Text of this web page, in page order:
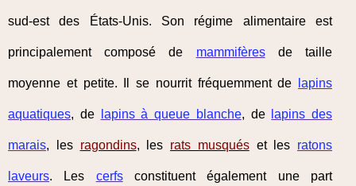
sud-est des États-Unis. Son régime alimentaire est
principalement composé de mammifèresde taille
moyenne et petite. Il se nourrit fréquemment de lapins
aquatiques, de lapins à queue blanche, de lapins des
marais, les ragondins, les rats musquéset les ratons
laveurs. Les cerfsconstituent également une part